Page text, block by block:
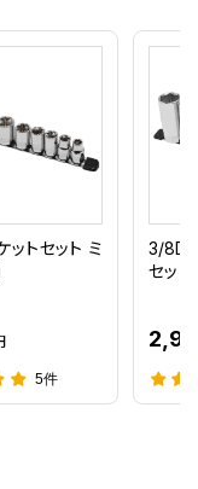
トセット ミ
5件
3/8DR
セッ